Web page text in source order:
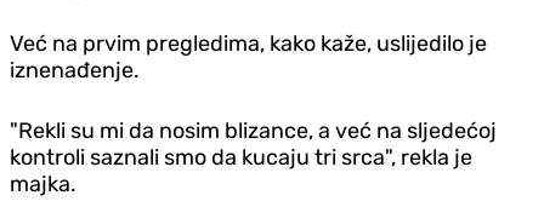
Već na prvim pregledima, kako kaže, uslijedilo je
iznenađenje.
"Rekli su mi da nosim blizance, a već na sljedećoj
kontroli saznali smo da kucaju tri srca", rekla je
majka.